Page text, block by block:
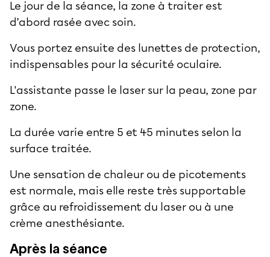
Le jour de la séance, la zone à traiter est
d’abord rasée avec soin.
Vous portez ensuite des lunettes de protection,
indispensables pour la sécurité oculaire.
L'assistante passe le laser sur la peau, zone par
zone.
La durée varie entre 5 et 45 minutes selon la
surface traitée.
Une sensation de chaleur ou de picotements
est normale, mais elle reste très supportable
grâce au refroidissement du laser ou à une
crème anesthésiante.
Après la séance